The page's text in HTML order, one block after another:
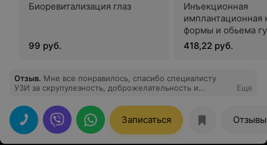
Биоревитализация глаз
99 руб.
Инъекционная
имплантационная
формы и обьема
стоимости
418,22 руб.
Отзыв. Мне все понравилось, спасибо специалисту
УЗИ за скрупулезность, доброжелательность и
Еще
Записаться Отзывы